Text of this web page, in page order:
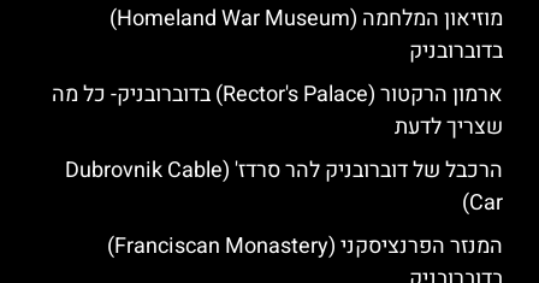
מוזיאון המלחמה (Homeland War Museum)
בדוברובניק
ארמון הרקטור (Rector's Palace) בדוברובניק- כל מה
שצריך לדעת
הרכבל של דוברובניק להר סרדז' (Dubrovnik Cable
Car)
המנזר הפרנציסקני (Franciscan Monastery)